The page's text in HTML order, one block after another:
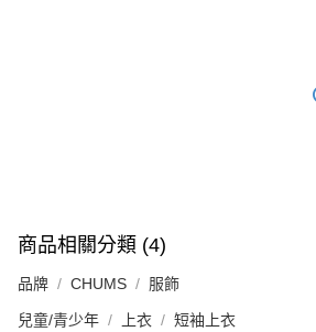
商品相關分類 (4)
品牌 CHUMS 服飾
兒童/青少年 上衣 短袖上衣